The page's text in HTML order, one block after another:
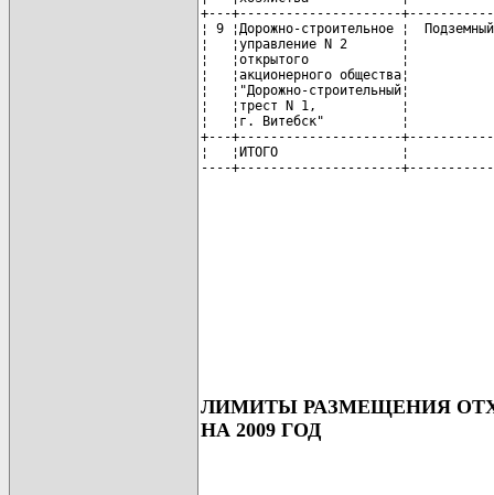
+---+---------------------
¦ 9 ¦Дорожно-строительное ¦
¦   ¦управление N 2       ¦
¦   ¦открытого            ¦
¦   ¦акционерного
¦   ¦"Дорожно-
¦   ¦трест N 1,           ¦
¦   ¦г. Витебск"          ¦
+---+---------------------
¦   ¦ИТОГО                ¦
ЛИМИТЫ РАЗМЕЩЕНИЯ
НА 2009 ГОД